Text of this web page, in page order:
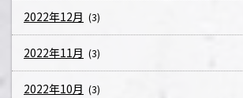
2022年12月 (3)
2022年11月 (3)
2022年10月 (3)